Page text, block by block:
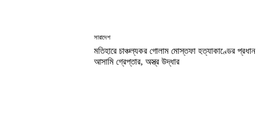
সারাদেশ
মতিহারে চাঞ্চল্যকর গোলাম মোস্তফা হত্যাকাণ্ডের প্রধান
আসামি গ্রেপ্তার, অস্ত্র উদ্ধার